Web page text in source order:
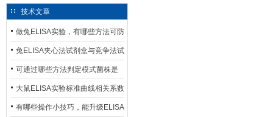
技术文章
做兔ELISA实验，有哪些方法可防
止平台效应发生？
兔ELISA夹心法试剂盒与竞争法试
剂盒，适用检测场景存在哪些差
异？
可通过哪些方法判定模式菌株是
否存在杂菌污染？
大鼠ELISA实验标准曲线相关系数
偏低，可从哪些维度开展问题排
有哪些操作小技巧，能升级ELISA